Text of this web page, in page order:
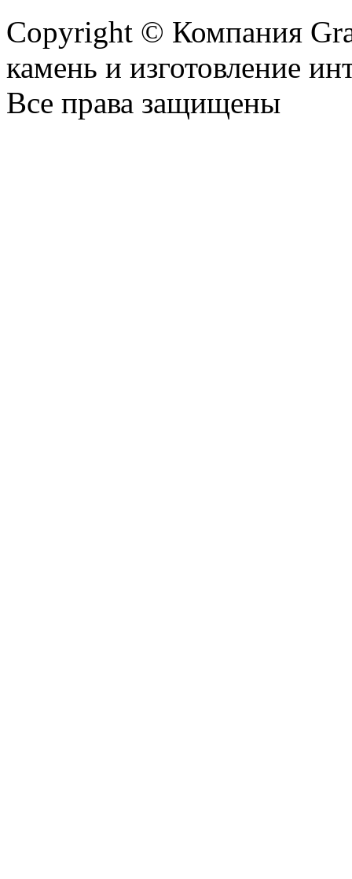
Copyright © Компания
камень и изготовление
Все права защищены